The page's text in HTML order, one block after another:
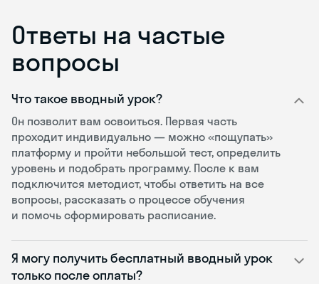
Ответы на частые
вопросы
Что такое вводный урок?
Он позволит вам освоиться. Первая часть
проходит индивидуально — можно «пощупать»
платформу и пройти небольшой тест, определить
уровень и подобрать программу. После к вам
подключится методист, чтобы ответить на все
вопросы, рассказать о процессе обучения
и помочь сформировать расписание.
Я могу получить бесплатный вводный урок
только после оплаты?